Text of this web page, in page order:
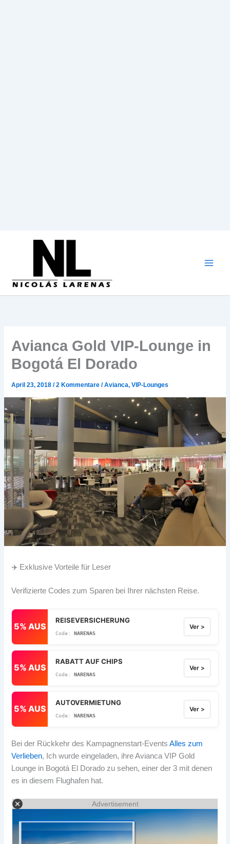
Avianca Gold VIP-Lounge in
Bogotá El Dorado
April 23, 2018/2 Kommentare /Avianca,VIP-Lounges
✈️ Exklusive Vorteile für Leser
Verifizierte Codes zum Sparen bei Ihrer nächsten Reise.
5% AUS
REISEVERSICHERUNG
NARENAS
Ver >
5% AUS
RABATT AUF CHIPS
NARENAS
Ver >
5% AUS
AUTOVERMIETUNG
NARENAS
Ver >
Bei der Rückkehr des Kampagnenstart-EventsAlles zum
Verlieben, Ich wurde eingeladen, ihre Avianca VIP Gold
Lounge in Bogotá El Dorado zu sehen, einer der 3 mit denen
es in diesem Flughafen hat.
Advertisement